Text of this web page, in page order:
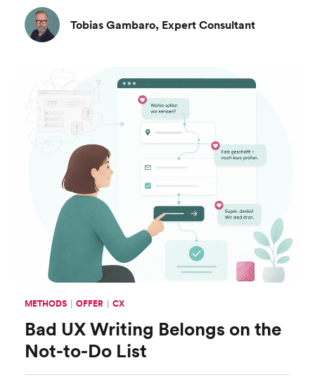
Tobias Gambaro, Expert Consultant
METHODS OFFER CX
Bad UX Writing Belongs on the
Not-to-Do List